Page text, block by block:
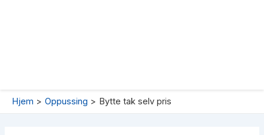
Hjem Oppussing Bytte tak selv pris